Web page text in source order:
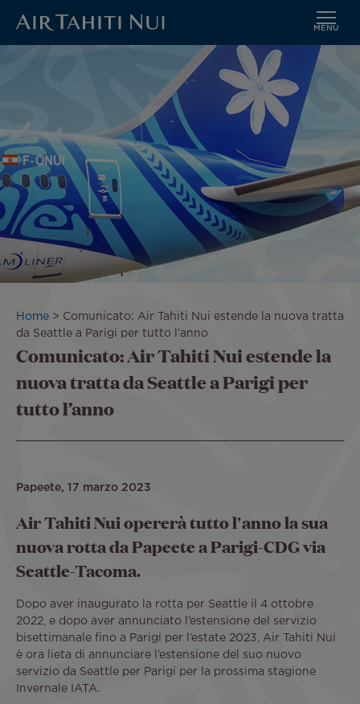
MENU
Briciole
di
pane
Home
Comunicato: Air Tahiti Nui estende la nuova tratta
da Seattle a Parigi per tutto l’anno
Comunicato: Air Tahiti Nui estende la
nuova tratta da Seattle a Parigi per
tutto l’anno
Papeete, 17 marzo 2023
Air Tahiti Nui opererà tutto l'anno la sua
nuova rotta da Papeete a Parigi-CDG via
Seattle-Tacoma.
Dopo aver inaugurato la rotta per Seattle il 4 ottobre
2022, e dopo aver annunciato l’estensione del servizio
bisettimanale fino a Parigi per l’estate 2023, Air Tahiti Nui
è ora lieta di annunciare l’estensione del suo nuovo
servizio da Seattle per Parigi per la prossima stagione
Invernale IATA.